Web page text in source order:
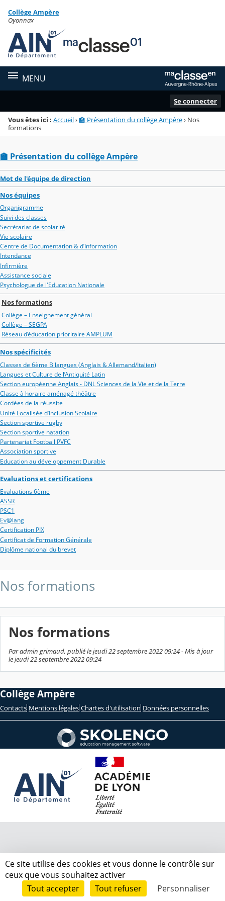
Menu de la rubrique
Contenu
Collège Ampère
Oyonnax
MENU
Se connecter
Vous êtes ici : Accueil›🏫 Présentation du collège Ampère› Nos
formations
🏫 Présentation du collège Ampère
Mot de l'équipe de direction
Nos équipes
Organigramme
Suivi des classes
Secrétariat de scolarité
Vie scolaire
Centre de Documentation & d’Information
Intendance
Infirmière
Assistance sociale
Psychologue de l'Education Nationale
Nos formations
Collège – Enseignement général
Collège – SEGPA
Réseau d’éducation prioritaire AMPLUM
Nos spécificités
Classes de 6ème Bilangues (Anglais & Allemand/Italien)
Langues et Culture de l’Antiquité Latin
Section européenne Anglais - DNL Sciences de la Vie et de la Terre
Classe à horaire aménagé théâtre
Cordées de la réussite
Unité Localisée d’Inclusion Scolaire
Section sportive rugby
Section sportive natation
Partenariat Football PVFC
Association sportive
Education au développement Durable
Evaluations et certifications
Evaluations 6ème
ASSR
PSC1
Ev@lang
Certification PIX
Certificat de Formation Générale
Diplôme national du brevet
Nos formations
Nos formations
Par admin grimaud, publié le jeudi 22 septembre 2022 09:24 - Mis à jour
le jeudi 22 septembre 2022 09:24
Collège Ampère
Contacts Mentions légales Chartes d'utilisation Données personnelles
Ce site utilise des cookies et vous donne le contrôle sur
ceux que vous souhaitez activer
Tout accepter
Tout refuser Personnaliser